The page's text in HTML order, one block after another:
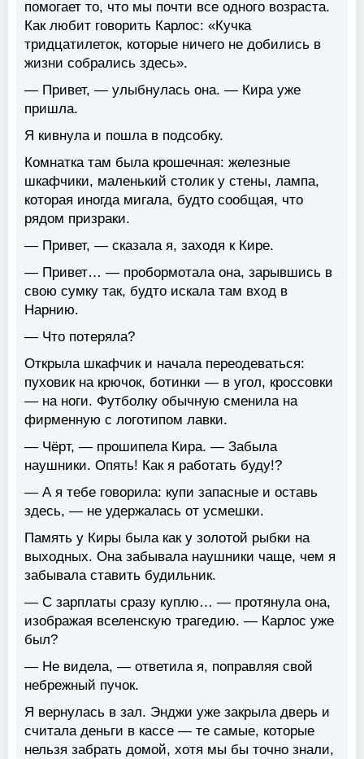
помогает то, что мы почти все одного возраста.
Как любит говорить Карлос: «Кучка
тридцатилеток, которые ничего не добились в
жизни собрались здесь».
— Привет, — улыбнулась она. — Кира уже
пришла.
Я кивнула и пошла в подсобку.
Комнатка там была крошечная: железные
шкафчики, маленький столик у стены, лампа,
которая иногда мигала, будто сообщая, что
рядом призраки.
— Привет, — сказала я, заходя к Кире.
— Привет… — пробормотала она, зарывшись в
свою сумку так, будто искала там вход в
Нарнию.
— Что потеряла?
Открыла шкафчик и начала переодеваться:
пуховик на крючок, ботинки — в угол, кроссовки
— на ноги. Футболку обычную сменила на
фирменную с логотипом лавки.
— Чёрт, — прошипела Кира. — Забыла
наушники. Опять! Как я работать буду!?
— А я тебе говорила: купи запасные и оставь
здесь, — не удержалась от усмешки.
Память у Киры была как у золотой рыбки на
выходных. Она забывала наушники чаще, чем я
забывала ставить будильник.
— С зарплаты сразу куплю… — протянула она,
изображая вселенскую трагедию. — Карлос уже
был?
— Не видела, — ответила я, поправляя свой
небрежный пучок.
Я вернулась в зал. Энджи уже закрыла дверь и
считала деньги в кассе — те самые, которые
нельзя забрать домой, хотя мы бы точно знали,